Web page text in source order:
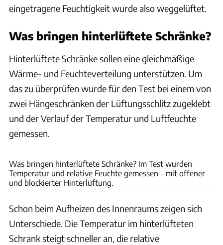
eingetragene Feuchtigkeit wurde also weggelüftet.
Was bringen hinterlüftete Schränke?
Hinterlüftete Schränke sollen eine gleichmäßige
Wärme- und Feuchteverteilung unterstützen. Um
das zu überprüfen wurde für den Test bei einem von
zwei Hängeschränken der Lüftungsschlitz zugeklebt
und der Verlauf der Temperatur und Luftfeuchte
gemessen.
Was bringen hinterlüftete Schränke? Im Test wurden
Temperatur und relative Feuchte gemessen - mit offener
und blockierter Hinterlüftung.
Schon beim Aufheizen des Innenraums zeigen sich
Unterschiede. Die Temperatur im hinterlüfteten
Schrank steigt schneller an, die relative